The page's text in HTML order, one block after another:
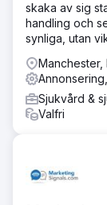
skaka av sig
handling och
synliga, utan
Manchester,
Sjukvård &
Valfri